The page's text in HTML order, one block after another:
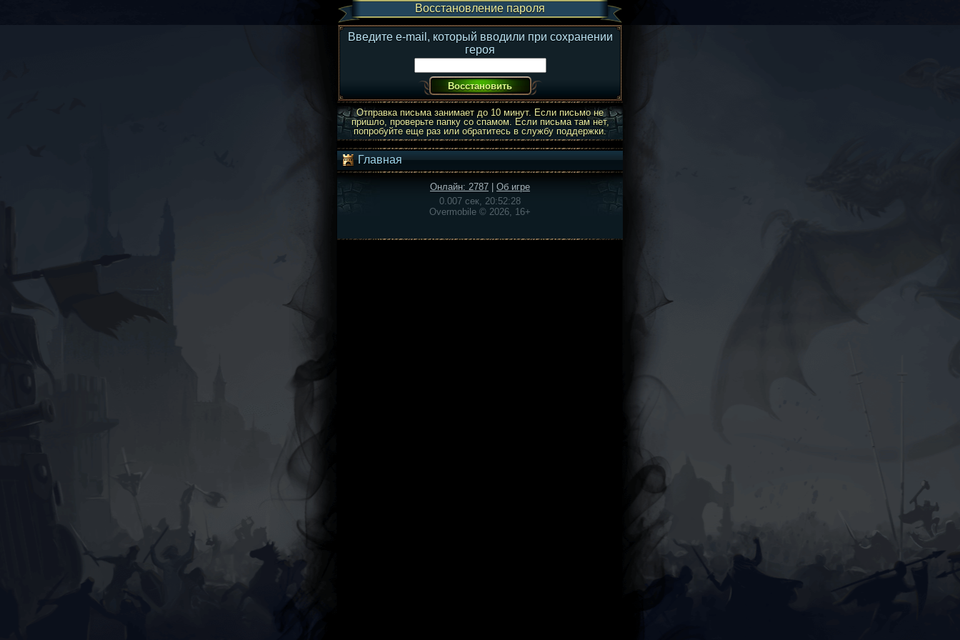
Восстановление пароля
Введите e-mail, который вводили при сохранении
героя
Отправка письма занимает до 10 минут. Если письмо не
пришло, проверьте папку со спамом. Если письма там нет,
попробуйте еще раз или обратитесь в службу поддержки.
Главная
Онлайн: 2787
Об игре
0.007 сек, 20:52:28
Overmobile © 2026, 16+